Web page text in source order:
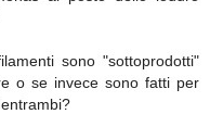
sono "sottoprodotti"
o se invece sono fatti per